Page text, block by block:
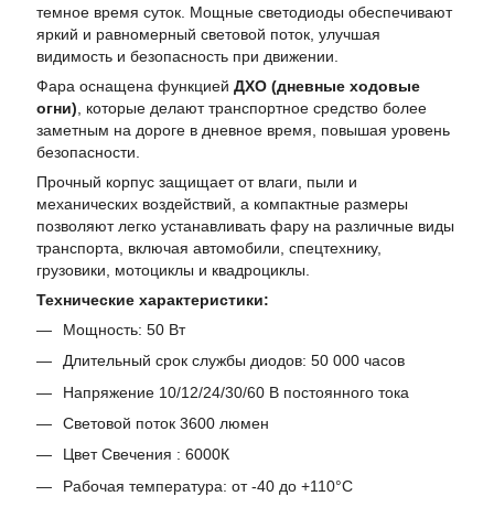
темное время суток. Мощные светодиоды обеспечивают
яркий и равномерный световой поток, улучшая
видимость и безопасность при движении.
Фара оснащена функцией ДХО (дневные ходовые
огни) , которые делают транспортное средство более
заметным на дороге в дневное время, повышая уровень
безопасности.
Прочный корпус защищает от влаги, пыли и
механических воздействий, а компактные размеры
позволяют легко устанавливать фару на различные виды
транспорта, включая автомобили, спецтехнику,
грузовики, мотоциклы и квадроциклы.
Технические характеристики:
Мощность: 50 Вт
Длительный срок службы диодов: 50 000 часов
Напряжение 10/12/24/30/60 В постоянного тока
Световой поток 3600 люмен
Цвет Свечения : 6000К
Рабочая температура: от -40 до +110°C